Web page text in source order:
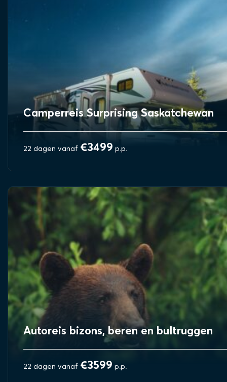
Camperreis Surprising Saskatchewan
22 dagen vanaf €3499 p.p.
BEKIJK REIS
Autoreis bizons, beren en bultruggen
22 dagen vanaf €3599 p.p.